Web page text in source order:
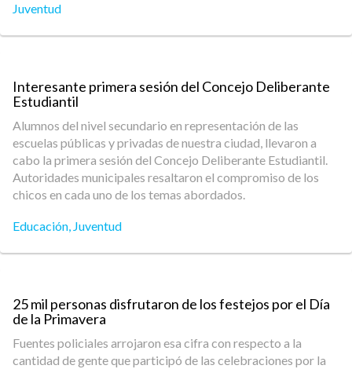
Juventud
Interesante primera sesión del Concejo Deliberante
Estudiantil
Alumnos del nivel secundario en representación de las
escuelas públicas y privadas de nuestra ciudad, llevaron a
cabo la primera sesión del Concejo Deliberante Estudiantil.
Autoridades municipales resaltaron el compromiso de los
chicos en cada uno de los temas abordados.
Educación, Juventud
25 mil personas disfrutaron de los festejos por el Día
de la Primavera
Fuentes policiales arrojaron esa cifra con respecto a la
cantidad de gente que participó de las celebraciones por la